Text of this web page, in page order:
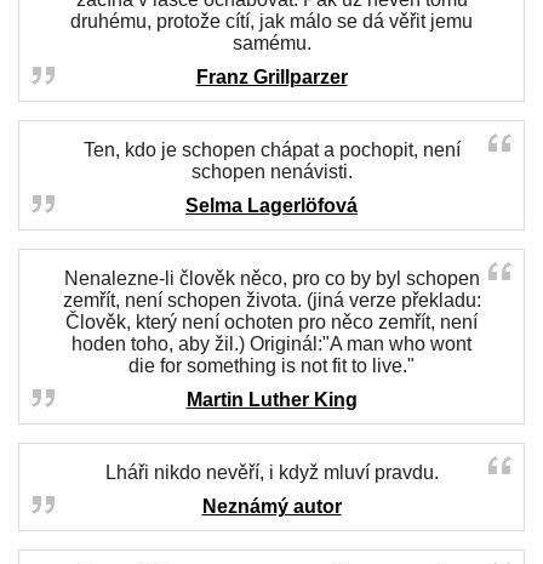
druhému, protože cítí, jak málo se dá věřit jemu
samému.
Franz Grillparzer
Ten, kdo je schopen chápat a pochopit, není
schopen nenávisti.
Selma Lagerlöfová
Nenalezne-li člověk něco, pro co by byl schopen
zemřít, není schopen života. (jiná verze překladu:
Člověk, který není ochoten pro něco zemřít, není
hoden toho, aby žil.) Originál:"A man who wont
die for something is not fit to live."
Martin Luther King
Lháři nikdo nevěří, i když mluví pravdu.
Neznámý autor